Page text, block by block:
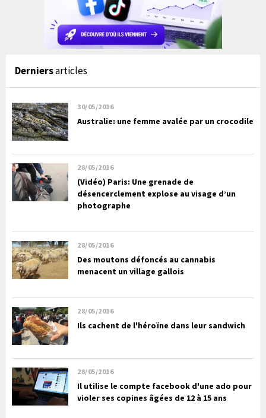
Derniersarticles
30/05/2016
Australie: une femme avalée par un crocodile
28/05/2016
(Vidéo) Paris: Une grenade de
désencerclement explose au visage d’un
photographe
28/05/2016
Des moutons défoncés au cannabis
menacent un village gallois
28/05/2016
Ils cachent de l'héroïne dans leur sandwich
28/05/2016
Il utilise le compte facebook d'une ado pour
violer ses copines âgées de 12 à 15 ans